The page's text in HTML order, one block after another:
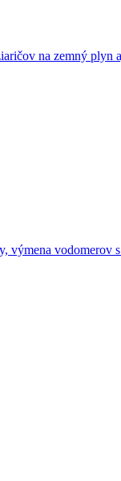
na zemný plyn
výmena vodomerov